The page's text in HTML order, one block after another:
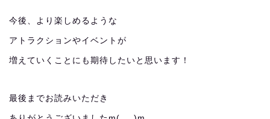
今後、より楽しめるような
アトラクションやイベントが
増えていくことにも期待したいと思います！
最後までお読みいただき